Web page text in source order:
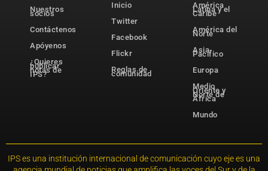
Nuestros
socios
Contáctenos
Apóyenos
¿Quieres
publicar
notas de
IPS?
Inicio
Twitter
Facebook
Flickr
Reglas de
comunidad
América
Latina y el
Caribe
América del
Norte
Asia-
Pacífico
Europa
Medio
Oriente y
Norte de
África
Mundo
IPS es una institución internacional de comunicación cuyo eje es una